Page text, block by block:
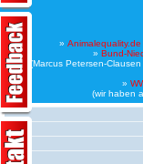
» Animalequality.de
» Bund-
(Marcus Petersen-
»
(wir haben